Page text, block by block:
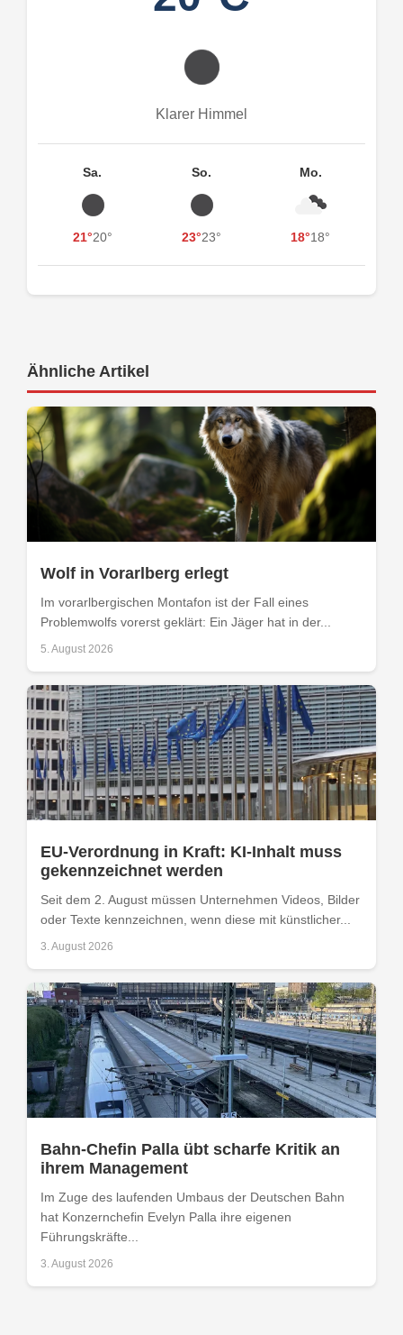
Klarer Himmel
Sa.
21°20°
So.
23°23°
Mo.
18°18°
Ähnliche Artikel
Wolf in Vorarlberg erlegt
Im vorarlbergischen Montafon ist der Fall eines
Problemwolfs vorerst geklärt: Ein Jäger hat in der...
5. August 2026
EU-Verordnung in Kraft: KI-Inhalt muss
gekennzeichnet werden
Seit dem 2. August müssen Unternehmen Videos, Bilder
oder Texte kennzeichnen, wenn diese mit künstlicher...
3. August 2026
Bahn-Chefin Palla übt scharfe Kritik an
ihrem Management
Im Zuge des laufenden Umbaus der Deutschen Bahn
hat Konzernchefin Evelyn Palla ihre eigenen
Führungskräfte...
3. August 2026